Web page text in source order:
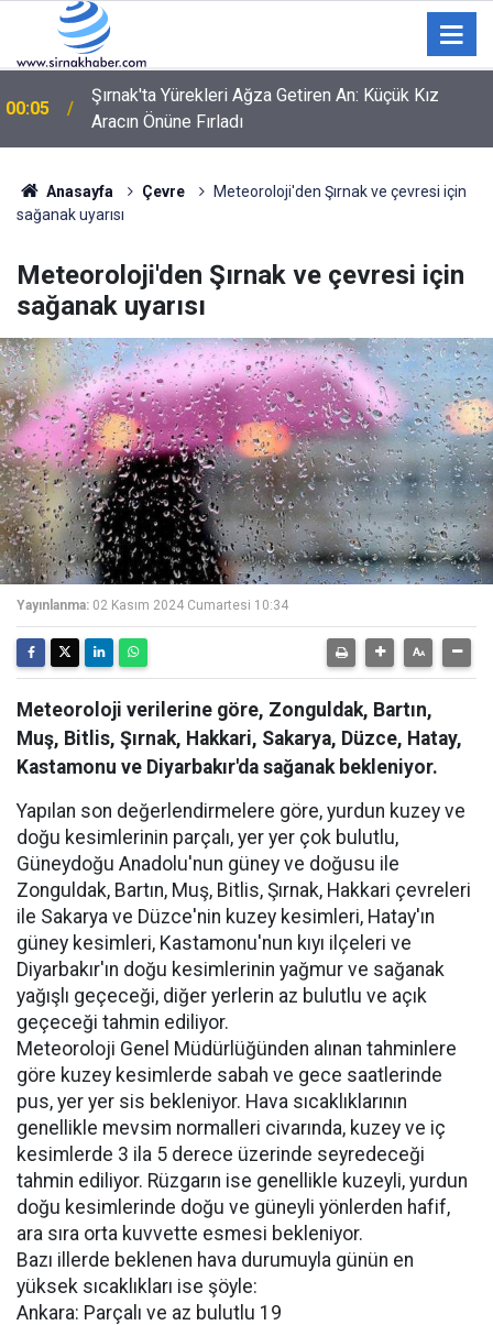
00:05
Şırnak'ta Yürekleri Ağza Getiren An: Küçük Kız
Aracın Önüne Fırladı
Anasayfa Çevre
Meteoroloji'den Şırnak ve çevresi için
sağanak uyarısı
Meteoroloji'den Şırnak ve çevresi için
sağanak uyarısı
Yayınlanma: 02 Kasım 2024 Cumartesi 10:34
Meteoroloji verilerine göre, Zonguldak, Bartın,
Muş, Bitlis, Şırnak, Hakkari, Sakarya, Düzce, Hatay,
Kastamonu ve Diyarbakır'da sağanak bekleniyor.
Yapılan son değerlendirmelere göre, yurdun kuzey ve
doğu kesimlerinin parçalı, yer yer çok bulutlu,
Güneydoğu Anadolu'nun güney ve doğusu ile
Zonguldak, Bartın, Muş, Bitlis, Şırnak, Hakkari çevreleri
ile Sakarya ve Düzce'nin kuzey kesimleri, Hatay'ın
güney kesimleri, Kastamonu'nun kıyı ilçeleri ve
Diyarbakır'ın doğu kesimlerinin yağmur ve sağanak
yağışlı geçeceği, diğer yerlerin az bulutlu ve açık
geçeceği tahmin ediliyor.
Meteoroloji Genel Müdürlüğünden alınan tahminlere
göre kuzey kesimlerde sabah ve gece saatlerinde
pus, yer yer sis bekleniyor. Hava sıcaklıklarının
genellikle mevsim normalleri civarında, kuzey ve iç
kesimlerde 3 ila 5 derece üzerinde seyredeceği
tahmin ediliyor. Rüzgarın ise genellikle kuzeyli, yurdun
doğu kesimlerinde doğu ve güneyli yönlerden hafif,
ara sıra orta kuvvette esmesi bekleniyor.
Bazı illerde beklenen hava durumuyla günün en
yüksek sıcaklıkları ise şöyle:
Ankara: Parçalı ve az bulutlu 19